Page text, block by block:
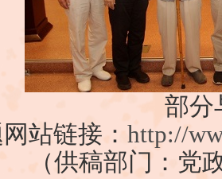
部分
站链接： http://
（供稿部门：党